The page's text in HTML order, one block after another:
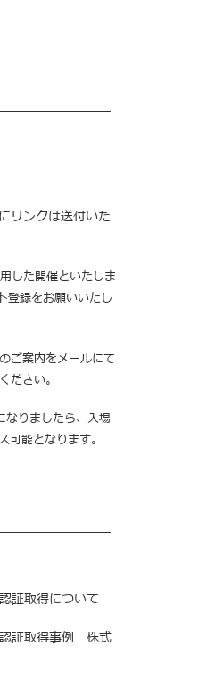
￣￣￣￣￣￣￣￣
リンクは送付いた
した開催といたしま
登録をお願いいたし
ご案内をメールにて
ださい。
りましたら、入場
可能となります。
￣￣￣￣￣￣￣
証取得について
証取得事例 株式